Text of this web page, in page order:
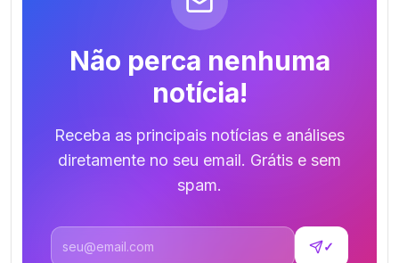
Não perca nenhuma
notícia!
Receba as principais notícias e análises
diretamente no seu email. Grátis e sem
spam.
Endereço de email
✓